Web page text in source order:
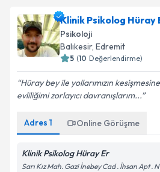
Klinik Psikolog Hüray
Psikoloji
Balıkesir, Edremit
5 (10 Değerlendirme)
Hüray bey ile yollarımızın
evliliğimi zorlayıcı davranışlarım...
Adres 1 Online Görüşme
Klinik Psikolog Hüray Er
Sarı Kız Mah. Gazi İnebey Cad . İhsan Apt .